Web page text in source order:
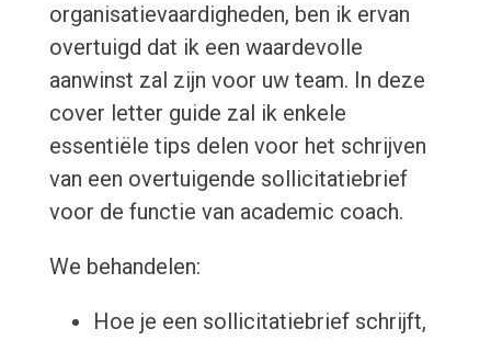
organisatievaardigheden, ben ik ervan
overtuigd dat ik een waardevolle
aanwinst zal zijn voor uw team. In deze
cover letter guide zal ik enkele
essentiële tips delen voor het schrijven
van een overtuigende sollicitatiebrief
voor de functie van academic coach.
We behandelen:
Hoe je een sollicitatiebrief schrijft,